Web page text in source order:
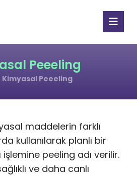
Peeeling
Kimyasal Peeeling
maddelerin farklı
kullanılarak planlı bir
peeling adı verilir.
ve daha canlı